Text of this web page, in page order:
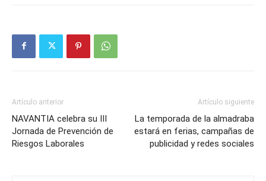
Artículo anterior
NAVANTIA celebra su III
Jornada de Prevención de
Riesgos Laborales
Artículo siguiente
La temporada de la almadraba
estará en ferias, campañas de
publicidad y redes sociales